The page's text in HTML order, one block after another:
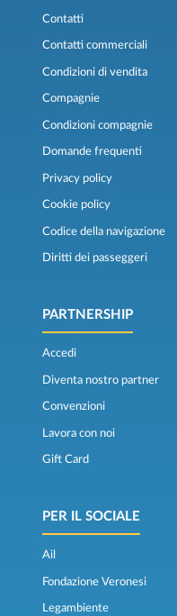
Contatti
Contatti commerciali
Condizioni di vendita
Compagnie
Condizioni compagnie
Domande frequenti
Privacy policy
Cookie policy
Codice della navigazione
Diritti dei passeggeri
PARTNERSHIP
Accedi
Diventa nostro partner
Convenzioni
Lavora con noi
Gift Card
PER IL SOCIALE
Ail
Fondazione Veronesi
Legambiente